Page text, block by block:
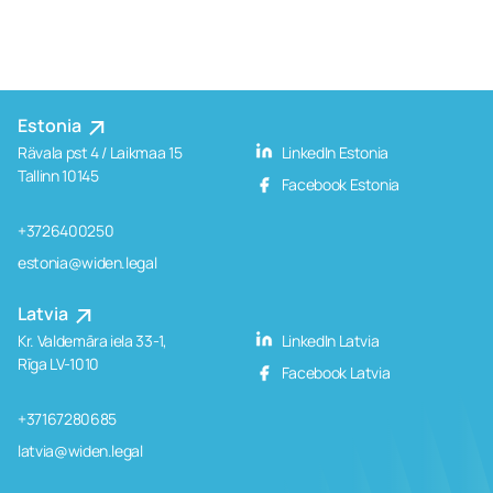
Estonia
Rävala pst 4 / Laikmaa 15
Tallinn 10145
+3726400250
estonia@widen.legal
LinkedIn Estonia
Facebook Estonia
Latvia
Kr. Valdemāra iela 33-1,
Rīga LV-1010
+37167280685
latvia@widen.legal
LinkedIn Latvia
Facebook Latvia